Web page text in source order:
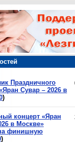
Праздничного
Сувар – 2026 в
)
концерт «Яран
в Москве»
финишную
)